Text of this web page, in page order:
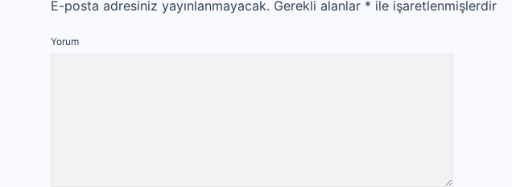
E-posta adresiniz yayınlanmayacak. Gerekli alanlar * ile işaretlenmişlerdir
Yorum